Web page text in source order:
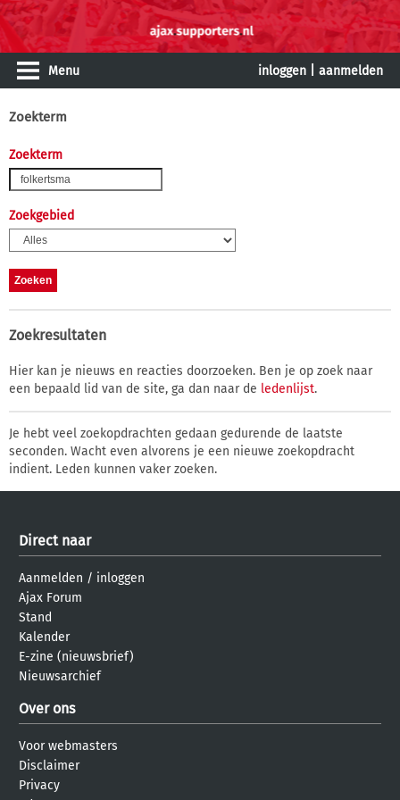
Menu inloggen aanmelden
Zoekterm
Zoekterm
Zoekgebied
Zoekresultaten
Hier kan je nieuws en reacties doorzoeken. Ben je op zoek naar
een bepaald lid van de site, ga dan naar de ledenlijst.
Je hebt veel zoekopdrachten gedaan gedurende de laatste
seconden. Wacht even alvorens je een nieuwe zoekopdracht
indient. Leden kunnen vaker zoeken.
Direct naar
Aanmelden / inloggen
Ajax Forum
Stand
Kalender
E-zine (nieuwsbrief)
Nieuwsarchief
Over ons
Voor webmasters
Disclaimer
Privacy